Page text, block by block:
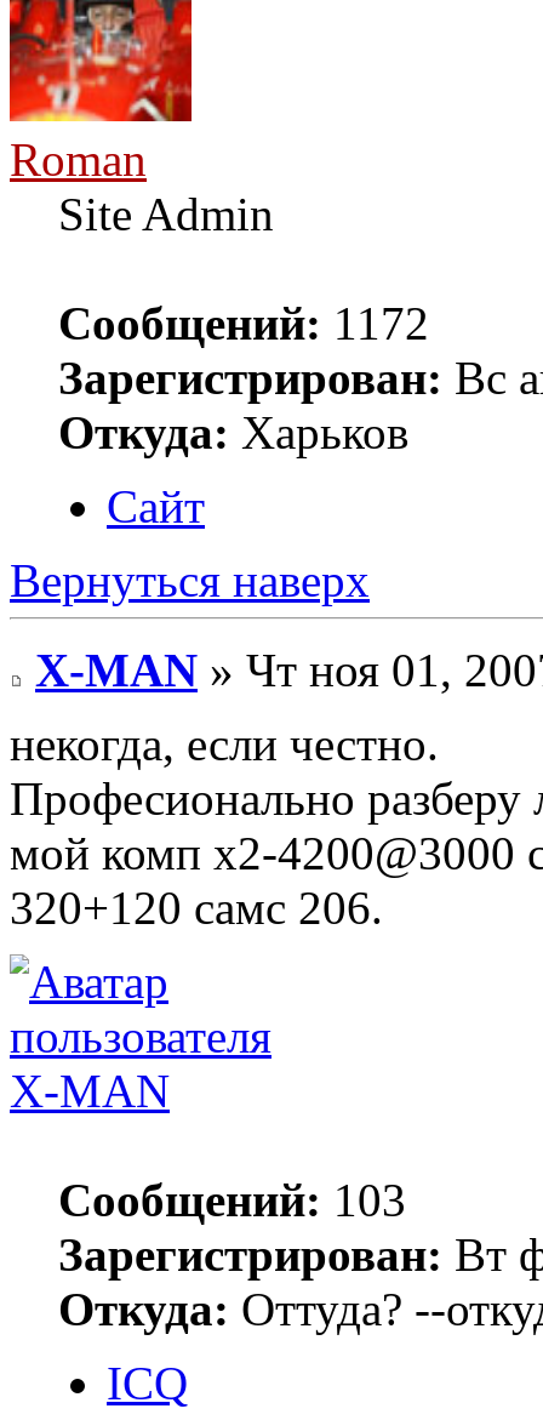
Roman
Site Admin
Сообщений: 1172
Зарегистрирован: Вс
Откуда: Харьков
Сайт
Вернуться наверх
X-MAN » Чт ноя 01,
некогда, если честно.
Професионально
мой комп х2-4200@3000
320+120 самс 206.
X-MAN
Сообщений: 103
Зарегистрирован: Вт
Откуда: Оттуда? --
ICQ